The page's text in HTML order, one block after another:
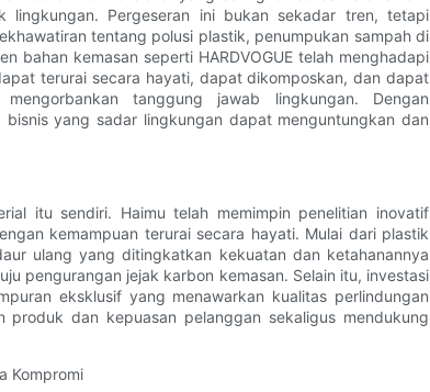
lingkungan. Pergeseran ini bukan sekadar tren, tetapi
tentang polusi plastik, penumpukan sampah di
bahan kemasan seperti HARDVOGUE telah menghadapi
terurai secara hayati, dapat dikomposkan, dan dapat
tanggung jawab lingkungan. Dengan
yang sadar lingkungan dapat menguntungkan dan
itu sendiri. Haimu telah memimpin penelitian inovatif
kemampuan terurai secara hayati. Mulai dari plastik
ulang yang ditingkatkan kekuatan dan ketahanannya
pengurangan jejak karbon kemasan. Selain itu, investasi
eksklusif yang menawarkan kualitas perlindungan
produk dan kepuasan pelanggan sekaligus mendukung
Kompromi